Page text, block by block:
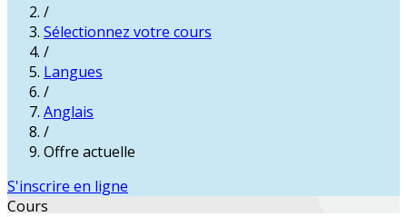
/
Sélectionnez votre cours
/
Langues
/
Anglais
/
Offre actuelle
S'inscrire en ligne
Cours